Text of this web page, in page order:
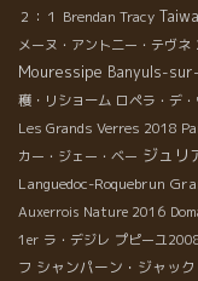
２：１ Brendan Tracy
メーヌ・アント二ー・テヴネ
Mouressipe Banyuls-
穫・リショーム ロペラ・デ
Les Grands Verres 2018
カー・ジェー・ベー ジュリ
Languedoc-Roquebrun
Auxerrois Nature 2016
1er ラ・デジレ プピーユ
フ シャンパーン・ジャッ